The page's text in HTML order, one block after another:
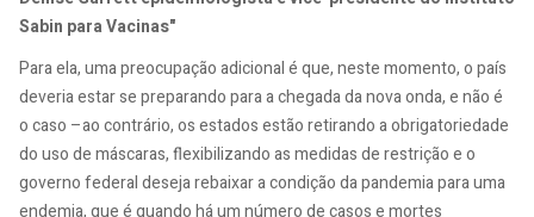
Sabin para Vacinas"
Para ela, uma preocupação adicional é que, neste momento, o país
deveria estar se preparando para a chegada da nova onda, e não é
o caso –ao contrário, os estados estão retirando a obrigatoriedade
do uso de máscaras, flexibilizando as medidas de restrição e o
governo federal deseja rebaixar a condição da pandemia para uma
endemia, que é quando há um número de casos e mortes